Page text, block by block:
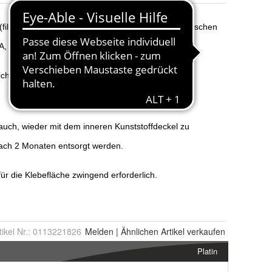
Nr.: 0113221826 Melden | Ähnlichen Artikel verkaufen
Platin